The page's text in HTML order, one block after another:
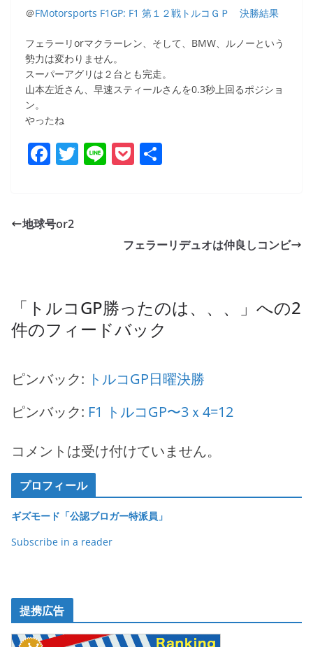
＠FMotorsports F1GP: F1 第１２戦トルコＧＰ 決勝結果
フェラーリorマクラーレン、そして、BMW、ルノーという
勢力は変わりません。
スーパーアグリは２台とも完走。
山本左近さん、早速スティールさんを0.3秒上回るポジショ
ン。
やったね
F
e
k
T Li P
地球号or2
フェラーリデュオは仲良しコンビ
「 トルコGP勝ったのは、、、
」への2
件のフィードバック
ピンバック: トルコGP日曜決勝
ピンバック: F1 トルコGP〜3ｘ4=12
コメントは受け付けていません。
プロフィール
ギズモード「公認ブロガー特派員」
Subscribe in a reader
提携広告